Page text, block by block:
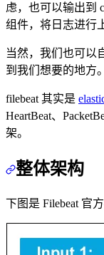
虑，也可以输出到
组件，将日志进行
当然，我们也可以
到我们想要的地方。
filebeat 其实是
HeartBeat、
架。
整体架构
下图是 Filebeat 官